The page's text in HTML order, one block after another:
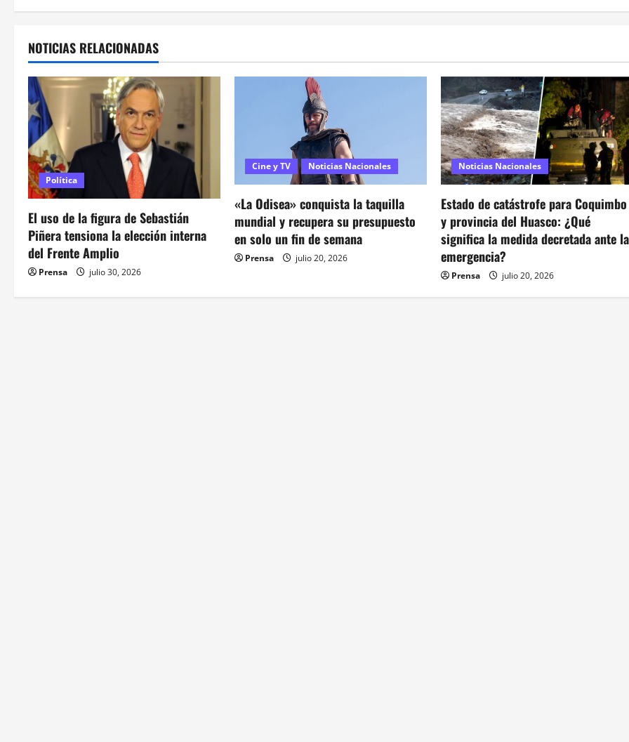
e
g
a
c
i
ó
n
d
e
e
NOTICIAS RELACIONADAS
Política
El uso de la figura de Sebastián
Piñera tensiona la elección interna
del Frente Amplio
Prensa julio 30, 2026
Cine y TV Noticias Nacionales
«La Odisea» conquista la taquilla
mundial y recupera su presupuesto
en solo un fin de semana
Prensa julio 20, 2026
Noticias Nacionales
Estado de catástrofe para Coquimbo
y provincia del Huasco: ¿Qué
significa la medida decretada ante la
emergencia?
Prensa julio 20, 2026